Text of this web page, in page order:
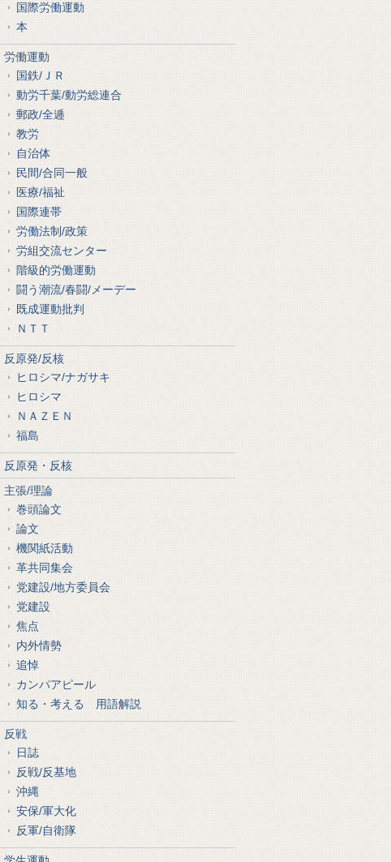
国際労働運動
本
労働運動
国鉄/ＪＲ
動労千葉/動労総連合
郵政/全逓
教労
自治体
民間/合同一般
医療/福祉
国際連帯
労働法制/政策
労組交流センター
階級的労働運動
闘う潮流/春闘/メーデー
既成運動批判
ＮＴＴ
反原発/反核
ヒロシマ/ナガサキ
ヒロシマ
ＮＡＺＥＮ
福島
反原発・反核
主張/理論
巻頭論文
論文
機関紙活動
革共同集会
党建設/地方委員会
党建設
焦点
内外情勢
追悼
カンパアピール
知る・考える 用語解説
反戦
日誌
反戦/反基地
沖縄
安保/軍大化
反軍/自衛隊